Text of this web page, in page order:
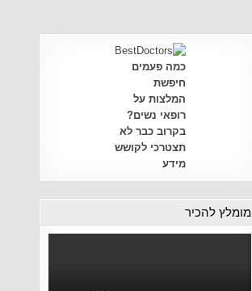
כמה פעמים
חיפשת
המלצות על
רופאי נשים?
בקרוב כבר לא
תצטרכי לקושש
מידע
מומלץ להכיר